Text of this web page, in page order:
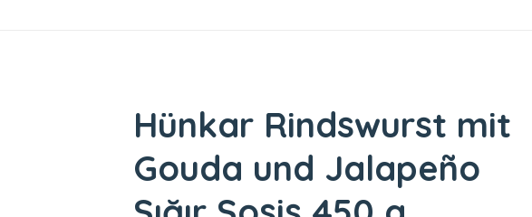
Hünkar Rindswurst mit
Gouda und Jalapeño